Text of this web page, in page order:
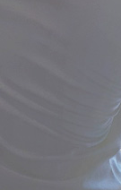
【
対